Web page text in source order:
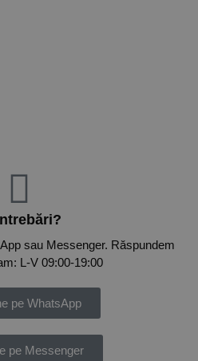
sau Messenger. Răspundem
L-V 09:00-19:00
pe WhatsApp
pe Messenger